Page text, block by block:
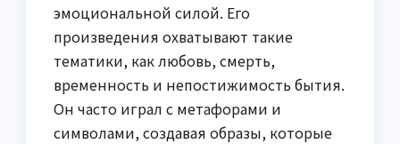
эмоциональной силой. Его
произведения охватывают такие
тематики, как любовь, смерть,
временность и непостижимость бытия.
Он часто играл с метафорами и
символами, создавая образы, которые